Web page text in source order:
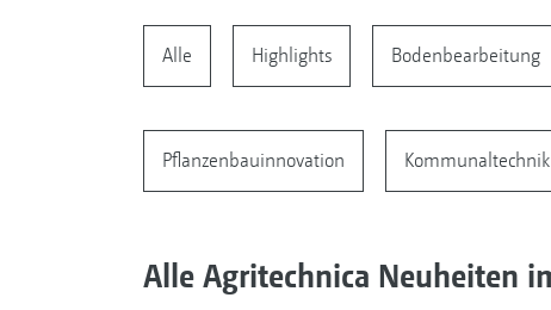
Alle Highlights Bodenbearbeitung
Pflanzenbauinnovation
Alle Agritechnica Neuheiten